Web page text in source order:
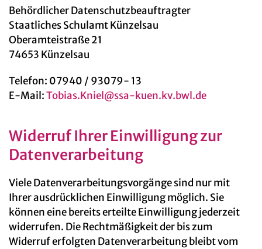
Behördlicher Datenschutzbeauftragter
Staatliches Schulamt Künzelsau
Oberamteistraße 21
74653 Künzelsau
Telefon: 07940 / 93079- 13
E-Mail:Tobias.Kniel@ssa-kuen.kv.bwl.de
Widerruf Ihrer Einwilligung zur
Datenverarbeitung
Viele Datenverarbeitungsvorgänge sind nur mit
Ihrer ausdrücklichen Einwilligung möglich. Sie
können eine bereits erteilte Einwilligung jederzeit
widerrufen. Die Rechtmäßigkeit der bis zum
Widerruf erfolgten Datenverarbeitung bleibt vom